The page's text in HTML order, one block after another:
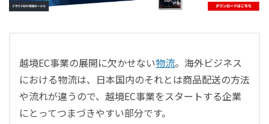
会計
CRM／営業支援／Eコマース
DX（2025年の崖）／クラウドコンピューティング
データ分析／BI
ガバナンス／リスク管理
越境EC事業の展開に欠かせない物流。海外ビジネス
における物流は、日本国内のそれとは商品配送の方法
や流れが違うので、越境EC事業をスタートする企業
にとってつまづきやすい部分です。